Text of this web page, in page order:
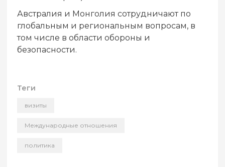
Австралия и Монголия сотрудничают по
глобальным и региональным вопросам, в
том числе в области обороны и
безопасности.
Теги
визиты
Международные отношения
политика